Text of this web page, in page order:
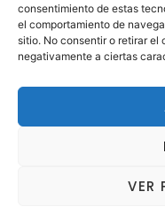
consentimiento de estas
el comportamiento de
sitio. No consentir o retirar
negativamente a ciertas
VER
© 2024 Design